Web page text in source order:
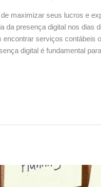
maximizar seus lucros e
da presença digital nos dias
serviços contábeis
digital é fundamental